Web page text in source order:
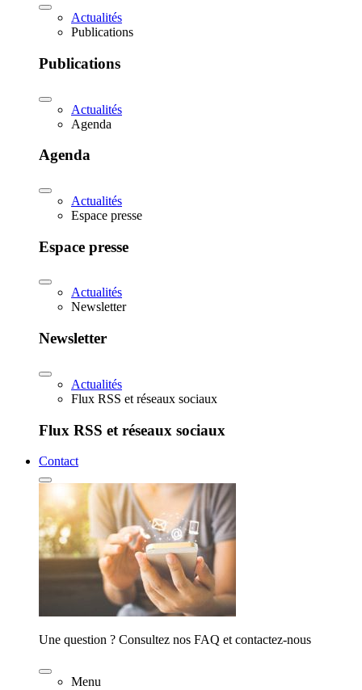
Actualités
Publications
Publications
Actualités
Agenda
Agenda
Actualités
Espace presse
Espace presse
Actualités
Newsletter
Newsletter
Actualités
Flux RSS et réseaux sociaux
Flux RSS et réseaux sociaux
Contact
Une question ? Consultez nos FAQ et contactez-nous
Menu